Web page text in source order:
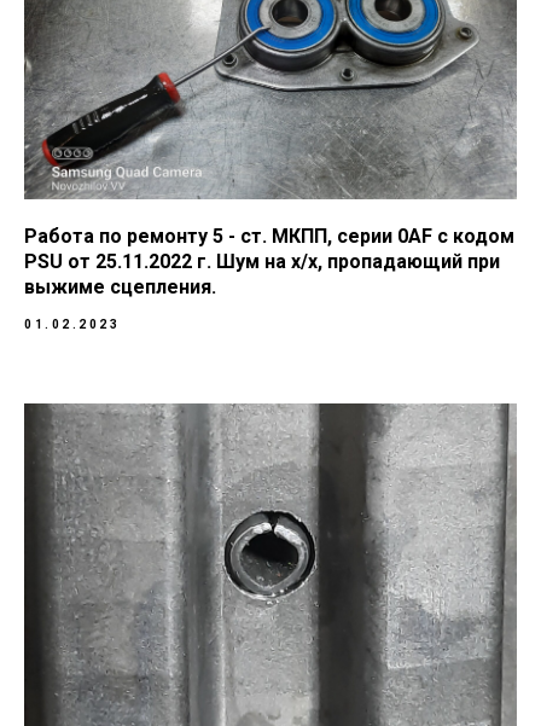
Работа по ремонту 5 - ст. МКПП, серии 0AF с кодом
PSU от 25.11.2022 г. Шум на х/х, пропадающий при
выжиме сцепления.
01.02.2023